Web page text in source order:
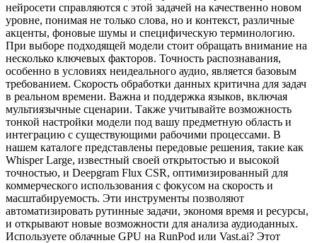
нейросети справляются с этой задачей на качественно новом
уровне, понимая не только слова, но и контекст, различные
акценты, фоновые шумы и специфическую терминологию.
При выборе подходящей модели стоит обращать внимание на
несколько ключевых факторов. Точность распознавания,
особенно в условиях неидеального аудио, является базовым
требованием. Скорость обработки данных критична для задач
в реальном времени. Важна и поддержка языков, включая
мультиязычные сценарии. Также учитывайте возможность
тонкой настройки модели под вашу предметную область и
интеграцию с существующими рабочими процессами. В
нашем каталоге представлены передовые решения, такие как
Whisper Large, известный своей открытостью и высокой
точностью, и Deepgram Flux CSR, оптимизированный для
коммерческого использования с фокусом на скорость и
масштабируемость. Эти инструменты позволяют
автоматизировать рутинные задачи, экономя время и ресурсы,
и открывают новые возможности для анализа аудиоданных.
Используете облачные GPU на RunPod или Vast.ai? Этот